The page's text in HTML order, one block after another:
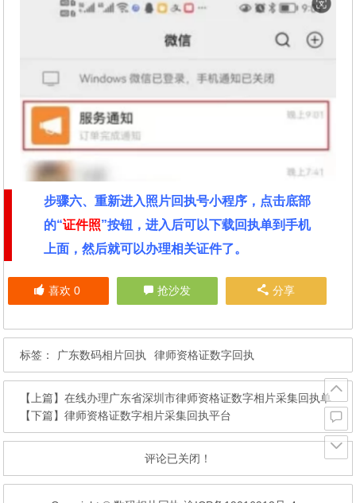
步骤六、重新进入照片回执号小程序，点击底部
的“证件照”按钮，进入后可以下载回执单到手机
上面，然后就可以办理相关证件了。
喜欢 0 抢沙发 分享
标签： 广东数码相片回执 律师资格证数字回执
【上篇】在线办理广东省深圳市律师资格证数字相片采集回执单
【下篇】律师资格证数字相片采集回执平台
评论已关闭！